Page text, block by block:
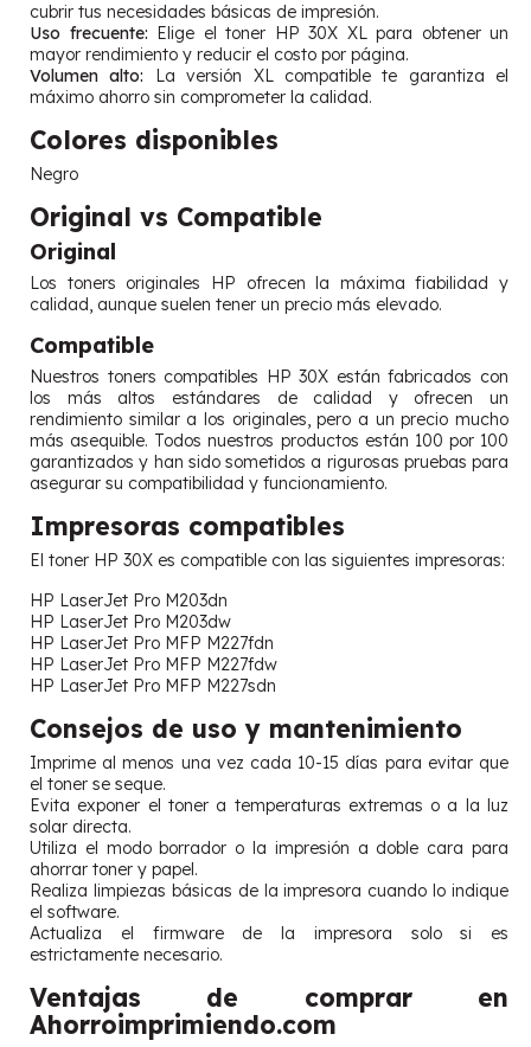
cubrir tus necesidades básicas de impresión.
Uso frecuente: Elige el toner HP 30X XL para obtener un
mayor rendimiento y reducir el costo por página.
Volumen alto: La versión XL compatible te garantiza el
máximo ahorro sin comprometer la calidad.
Colores disponibles
Negro
Original vs Compatible
Original
Los toners originales HP ofrecen la máxima fiabilidad y
calidad, aunque suelen tener un precio más elevado.
Compatible
Nuestros toners compatibles HP 30X están fabricados con
los más altos estándares de calidad y ofrecen un
rendimiento similar a los originales, pero a un precio mucho
más asequible. Todos nuestros productos están 100 por 100
garantizados y han sido sometidos a rigurosas pruebas para
asegurar su compatibilidad y funcionamiento.
Impresoras compatibles
El toner HP 30X es compatible con las siguientes impresoras:
HP LaserJet Pro M203dn
HP LaserJet Pro M203dw
HP LaserJet Pro MFP M227fdn
HP LaserJet Pro MFP M227fdw
HP LaserJet Pro MFP M227sdn
Consejos de uso y mantenimiento
Imprime al menos una vez cada 10-15 días para evitar que
el toner se seque.
Evita exponer el toner a temperaturas extremas o a la luz
solar directa.
Utiliza el modo borrador o la impresión a doble cara para
ahorrar toner y papel.
Realiza limpiezas básicas de la impresora cuando lo indique
el software.
Actualiza el firmware de la impresora solo si es
estrictamente necesario.
Ventajas de comprar en
Ahorroimprimiendo.com